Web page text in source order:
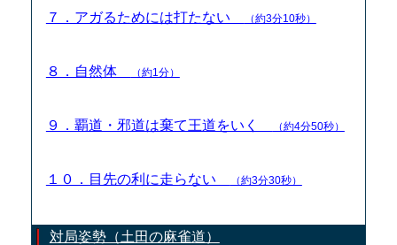
７．アガるためには打たない （約3分10秒）
８．自然体 （約1分）
９．覇道・邪道は棄て王道をいく （約4分50秒）
１０．目先の利に走らない （約3分30秒）
対局姿勢（土田の麻雀道）